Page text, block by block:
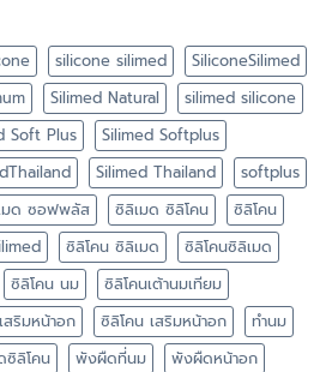
silicone silimed
SiliconeSilimed
Silimed Natural
silimed silicone
Soft Plus
Silimed Softplus
Silimed Thailand
softplus
มด ซอฟพลัส ซิลิเมด ซิลิโคน
ซิลิโคน
ซิลิโคน ซิลิเมด
ซิลิโคนซิลิเมด
ซิลิโคน นม
ซิลิโคนเต้านมเทียม
สริมหน้าอก ซิลิโคน เสริมหน้าอก
ทำนม
ลิโคน พังผืดที่นม
พังผืดหน้าอก